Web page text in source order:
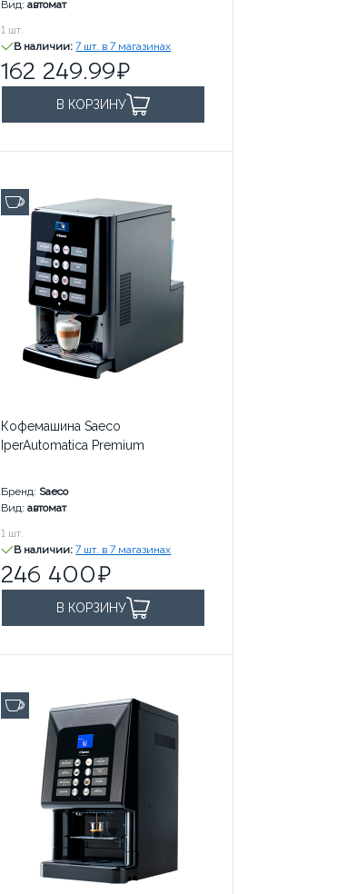
Вид: автомат
162 249.99
1 шт.
В наличии: 7 шт. в 7 магазинах
162 249.99
В КОРЗИНУ
до 100 чашек в день
Кофемашина Saeco
IperAutomatica Premium
Бренд: Saeco
Вид: автомат
246 400
1 шт.
В наличии: 7 шт. в 7 магазинах
246 400
В КОРЗИНУ
до 100 чашек в день